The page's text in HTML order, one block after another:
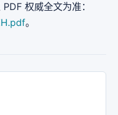
权威全文为准：
。